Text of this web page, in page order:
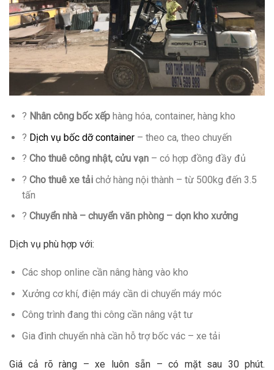
? Nhân công bốc xếphàng hóa, container, hàng kho
? Dịch vụ bốc dỡ container– theo ca, theo chuyến
? Cho thuê công nhật, cửu vạn– có hợp đồng đầy đủ
? Cho thuê xe tảichở hàng nội thành – từ 500kg đến 3.5
tấn
? Chuyển nhà – chuyển văn phòng – dọn kho xưởng
Dịch vụ phù hợp với:
Các shop online cần nâng hàng vào kho
Xưởng cơ khí, điện máy cần di chuyển máy móc
Công trình đang thi công cần nâng vật tư
Gia đình chuyển nhà cần hỗ trợ bốc vác – xe tải
Giá cả rõ ràng – xe luôn sẵn – có mặt sau 30 phút.